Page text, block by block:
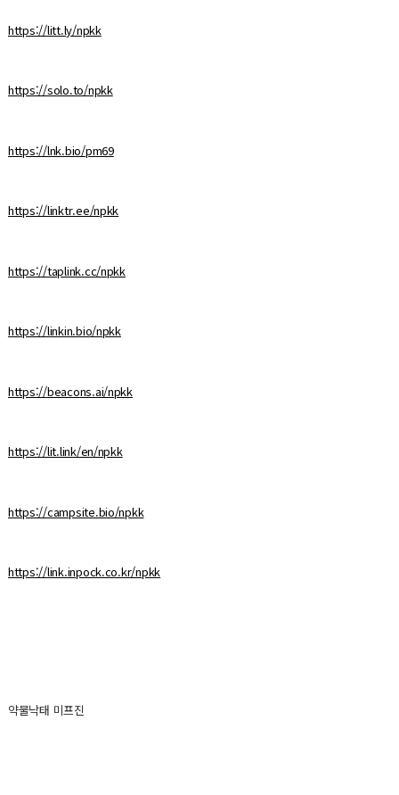
https://litt.ly/npkk
https://solo.to/npkk
https://lnk.bio/pm69
https://linktr.ee/npkk
https://taplink.cc/npkk
https://linkin.bio/npkk
https://beacons.ai/npkk
https://lit.link/en/npkk
https://campsite.bio/npkk
https://link.inpock.co.kr/npkk
약물낙태 미프진